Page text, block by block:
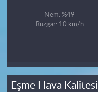
Nem: %49
Rüzgar: 10 km/h
Eşme Hava Kalitesi